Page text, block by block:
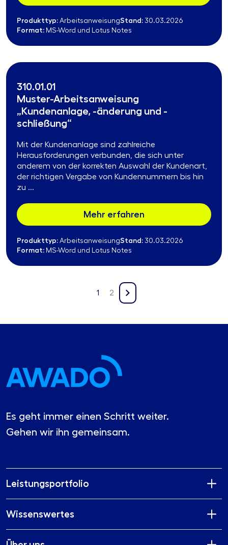
Produkttyp: ArbeitsanweisungStand: 30.03.2026
Format: MS-Word und Lotus Notes
310.01.01
Muster-Arbeitsanweisung
„Kundenanlage, -änderung und -
schließung“
Mit der Kundenanlage sind zahlreiche
Herausforderungen verbunden, die sich unter
anderem von der korrekten Auswahl der Kundenart,
der richtigen Vergabe von Kundennummern bis hin
zu ...
Mehr erfahren
Produkttyp: ArbeitsanweisungStand: 30.03.2026
Format: MS-Word und Lotus Notes
1 2
Es geht immer einen Schritt weiter.
Gehen wir ihn gemeinsam.
Leistungsportfolio
Wissenswertes